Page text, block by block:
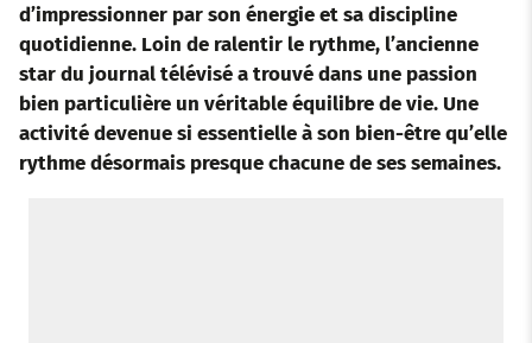
b
o
t
t
e
s
a
e
r
k
e
d
l l
r
d’impressionner par son énergie et sa discipline
quotidienne. Loin de ralentir le rythme, l’ancienne
star du journal télévisé a trouvé dans une passion
bien particulière un véritable équilibre de vie. Une
activité devenue si essentielle à son bien-être qu’elle
rythme désormais presque chacune de ses semaines.